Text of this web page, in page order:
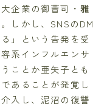
企業の御曹司・ 雅
しかし、SNSのDM
」という告発を受
系インフルエンサ
ことか亜矢子とも
あることが発覚し
入し、泥沼の復讐